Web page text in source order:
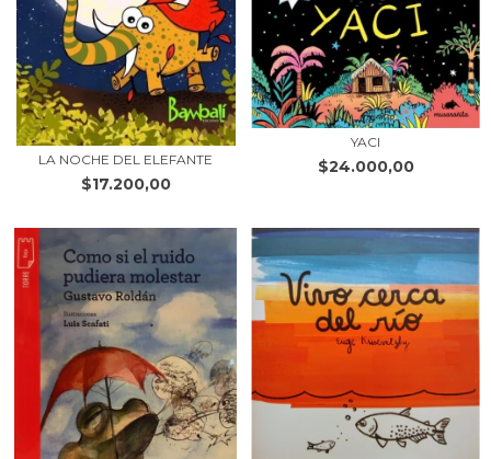
LA NOCHE DEL ELEFANTE
$17.200,00
YACI
$24.000,00